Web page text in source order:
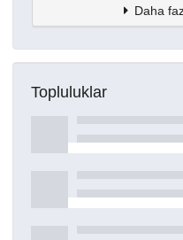
Daha
Topluluklar